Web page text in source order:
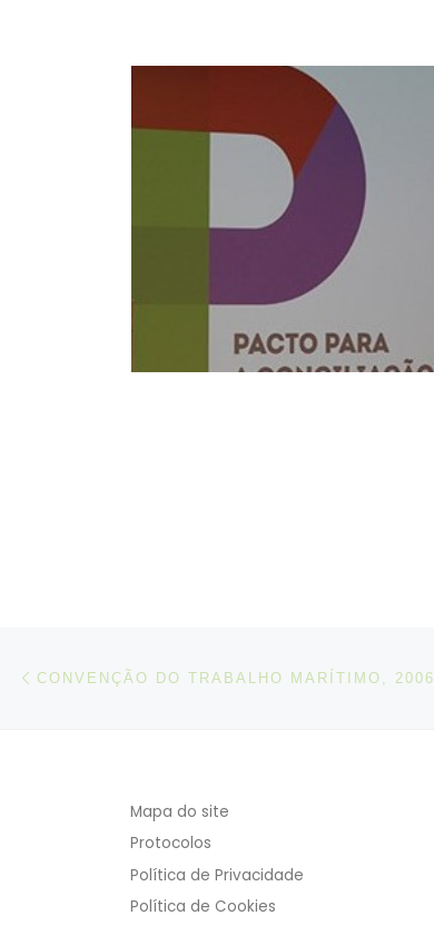
Post navigation
CONVENÇÃO DO TRABALHO MARÍTIMO, 2006
Mapa do site
Protocolos
Política de Privacidade
Política de Cookies